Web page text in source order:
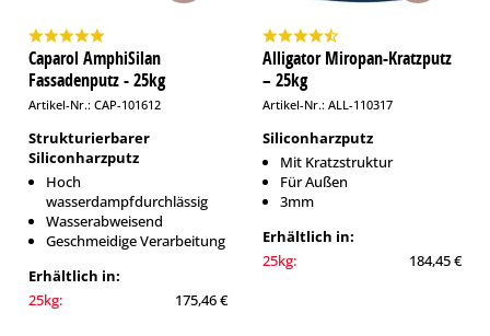
Caparol AmphiSilan
Fassadenputz - 25kg
Artikel-Nr.: CAP-101612
Strukturierbarer
Siliconharzputz
Hoch
wasserdampfdurchlässig
Wasserabweisend
Geschmeidige Verarbeitung
Erhältlich in:
25kg:
175,46 €
Alligator Miropan-Kratzputz
– 25kg
Artikel-Nr.: ALL-110317
Siliconharzputz
Mit Kratzstruktur
Für Außen
3mm
Erhältlich in:
25kg:
184,45 €